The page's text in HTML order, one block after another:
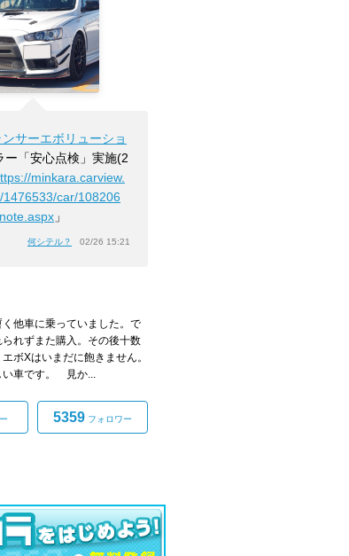
サーエボリューショ
ー「安心点検」実施(2
minkara.carview.
car/108206
」
何シテル？ 02/26 15:21
他車に乗っていました。で
れずまた購入。その後十数
ボXはいまだに飽きません。
い車です。 見か...
5359 フォロワー